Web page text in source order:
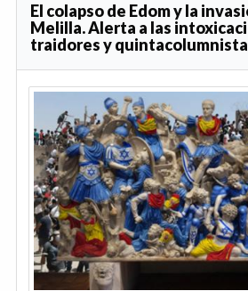
El colapso de Edom y la
Melilla. Alerta a las
traidores y